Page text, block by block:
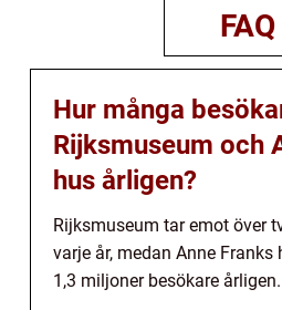
FAQ
Hur många
Rijksmuseum och
hus årligen?
Rijksmuseum tar emot över
varje år, medan Anne Franks
1,3 miljoner besökare årligen.